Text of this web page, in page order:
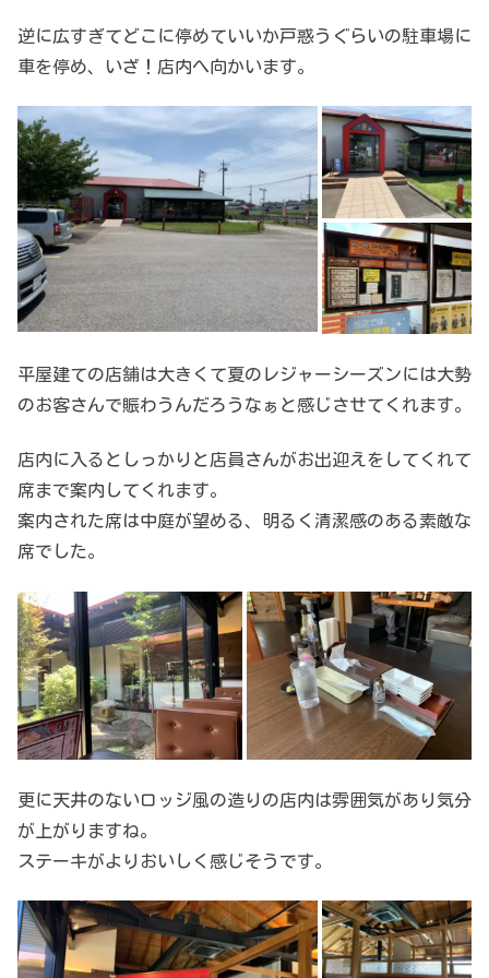
逆に広すぎてどこに停めていいか戸惑うぐらいの駐車場に
車を停め、いざ！店内へ向かいます。
平屋建ての店舗は大きくて夏のレジャーシーズンには大勢
のお客さんで賑わうんだろうなぁと感じさせてくれます。
店内に入るとしっかりと店員さんがお出迎えをしてくれて
席まで案内してくれます。
案内された席は中庭が望める、明るく清潔感のある素敵な
席でした。
更に天井のないロッジ風の造りの店内は雰囲気があり気分
が上がりますね。
ステーキがよりおいしく感じそうです。